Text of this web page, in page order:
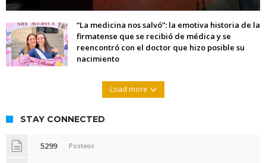
“La medicina nos salvó”: la emotiva historia de la
firmatense que se recibió de médica y se
reencontró con el doctor que hizo posible su
nacimiento
Load more
STAY CONNECTED
5299 Posteos